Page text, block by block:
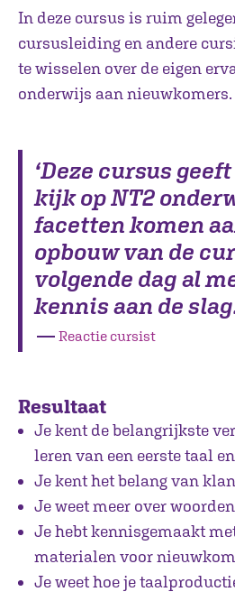
In deze cursus is ruim
cursusleiding en andere
te wisselen over de eigen
onderwijs aan nieuwkomers.
‘Deze cursus
kijk op NT2
facetten komen
opbouw van de
volgende dag al
kennis aan de
― Reactie cursist
Resultaat
Je kent de belangrijkste
leren van een eerste taal
Je kent het belang van
Je weet meer over
Je hebt kennisgemaakt
materialen voor
Je weet hoe je